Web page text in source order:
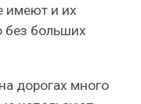
имеют и их
без больших
дорогах много